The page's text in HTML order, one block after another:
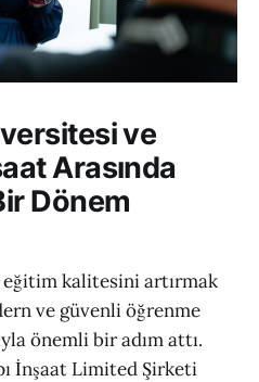
ve
Arasında
Dönem
kalitesini artırmak
ve güvenli öğrenme
önemli bir adım attı.
İnşaat Limited Şirketi